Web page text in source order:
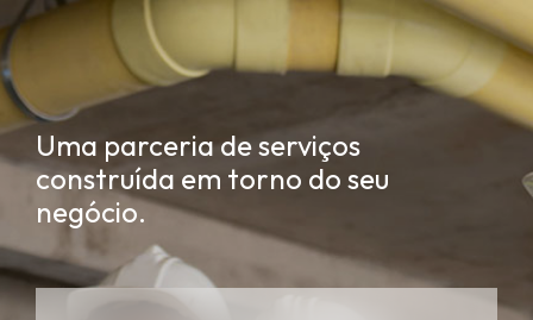
Uma parceria de serviços
construída em torno do seu
negócio.